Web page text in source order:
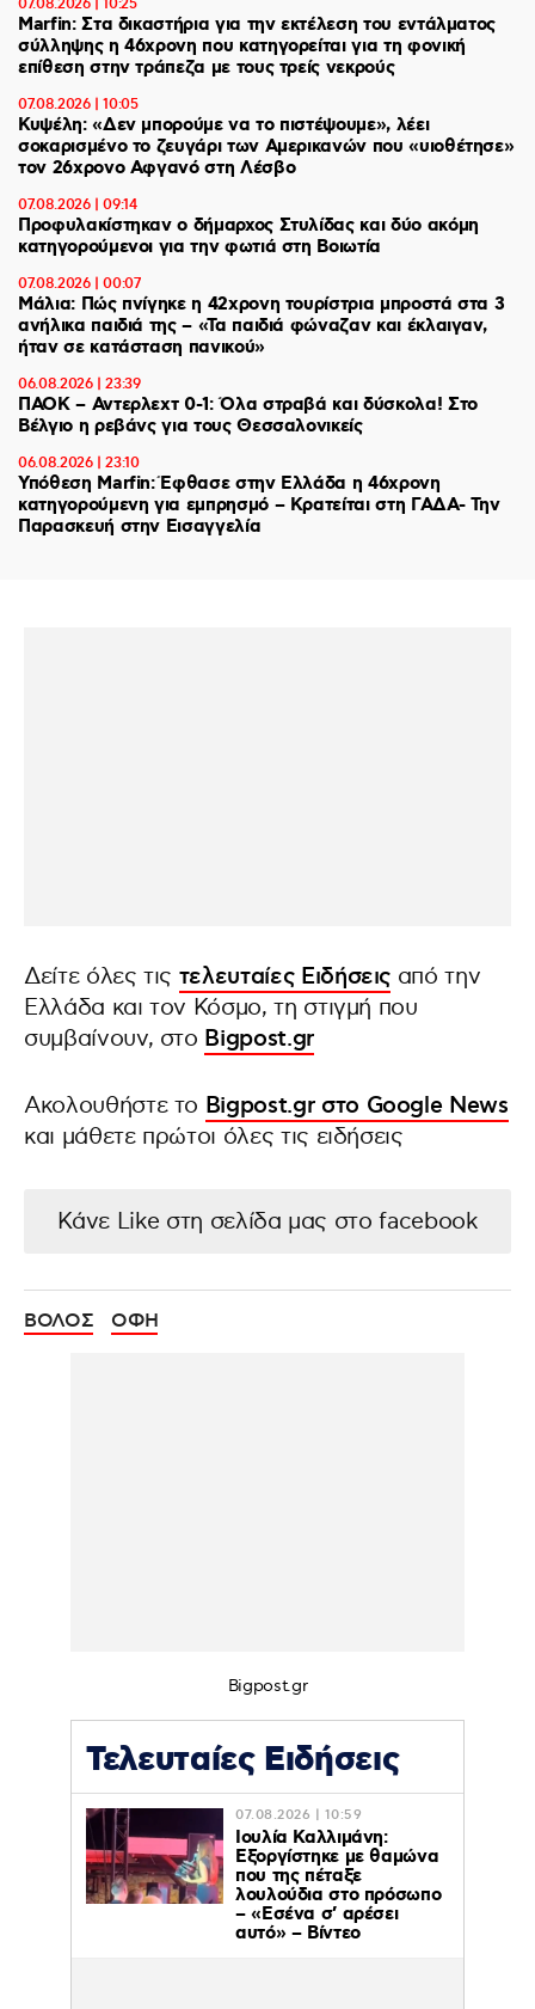
07.08.2026 | 10:25
Marfin: Στα δικαστήρια για την εκτέλεση του εντάλματος
σύλληψης η 46χρονη που κατηγορείται για τη φονική
επίθεση στην τράπεζα με τους τρείς νεκρούς
07.08.2026 | 10:05
Κυψέλη: «Δεν μπορούμε να το πιστέψουμε», λέει
σοκαρισμένο το ζευγάρι των Αμερικανών που «υιοθέτησε»
τον 26χρονο Αφγανό στη Λέσβο
07.08.2026 | 09:14
Προφυλακίστηκαν ο δήμαρχος Στυλίδας και δύο ακόμη
κατηγορούμενοι για την φωτιά στη Βοιωτία
07.08.2026 | 00:07
Μάλια: Πώς πνίγηκε η 42χρονη τουρίστρια μπροστά στα 3
ανήλικα παιδιά της – «Τα παιδιά φώναζαν και έκλαιγαν,
ήταν σε κατάσταση πανικού»
06.08.2026 | 23:39
ΠΑΟΚ – Αντερλεχτ 0-1: Όλα στραβά και δύσκολα! Στο
Βέλγιο η ρεβάνς για τους Θεσσαλονικείς
06.08.2026 | 23:10
Υπόθεση Marfin: Έφθασε στην Ελλάδα η 46χρονη
κατηγορούμενη για εμπρησμό – Κρατείται στη ΓΑΔΑ- Την
Παρασκευή στην Εισαγγελία
Δείτε όλες τις τελευταίες Ειδήσεις από την
Ελλάδα και τον Κόσμο, τη στιγμή που
συμβαίνουν, στο Bigpost.gr
Ακολουθήστε το Bigpost.gr στο Google News
και μάθετε πρώτοι όλες τις ειδήσεις
Κάνε Like στη σελίδα μας στο facebook
ΒΟΛΟΣ ΟΦΗ
Bigpost.gr
Τελευταίες Ειδήσεις
07.08.2026 | 10:59
Ιουλία Καλλιμάνη:
Εξοργίστηκε με θαμώνα
που της πέταξε
λουλούδια στο πρόσωπο
– «Εσένα σ’ αρέσει
αυτό» – Βίντεο